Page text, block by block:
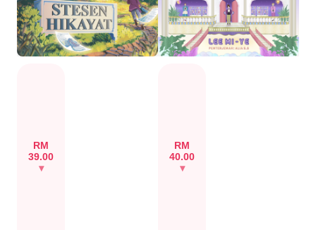
RM
39.00
RM
40.00